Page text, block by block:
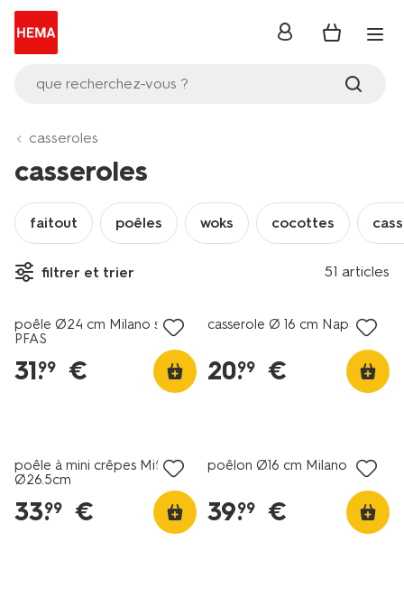
que recherchez-vous ?
se
casseroles
casseroles
faitout poêles woks cocottes
filtrer et trier 51 articles
poêle Ø24 cm Milano sans
PFAS
31.
99 €
casserole Ø 16 cm Napoli
20.
99 €
poêle à mini crêpes Miffy
Ø26.5cm
33.
99 €
poêlon Ø16 cm Milano
39.
99 €